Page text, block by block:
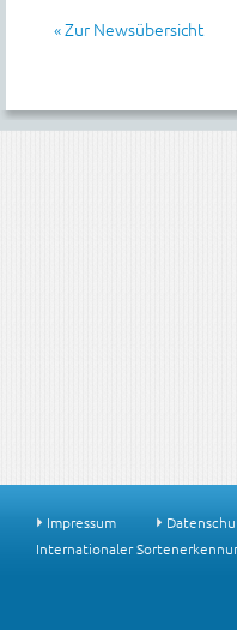
« Zur Newsübersicht
Impressum
Internationaler